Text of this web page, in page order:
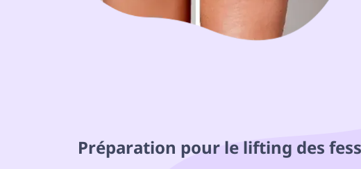
Préparation pour le lifting des